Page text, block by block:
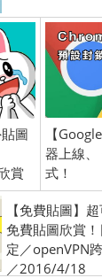
圖
賞
【
器上線
式！
【免費貼圖】
免費貼圖欣賞
定／openVPN
／2016/4/18